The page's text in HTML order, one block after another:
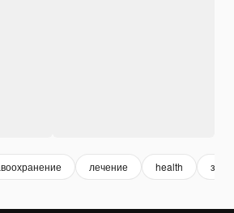
лечение health